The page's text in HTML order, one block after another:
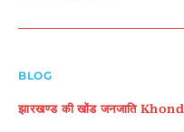
BLOG
झारखण्ड की खोंड जनजाति